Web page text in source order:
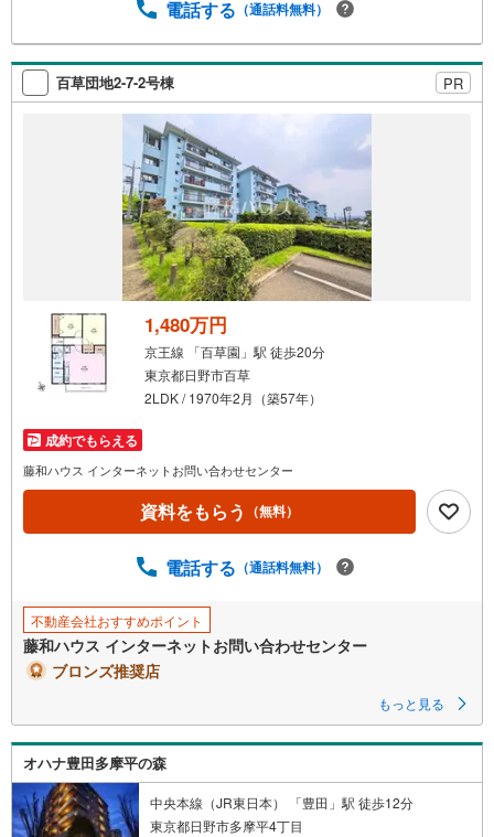
どに掲載できない物件も多数ございます！ご案内時に他物
い！■ご案内方法ご自宅へお迎え・最寄り駅等でお待ち合わ
せ、弊社へのご来社など、ご相談ください。ご希望があれ
ば周辺環境、お客様の希望に合わせた物件などもご案内を
いたします。お住まい探しは朝日土地建物（株）八王子
店 営業1課にお任せください！
電話する （通話料無料）
百草団地2-7-2号棟 PR
1,480万円
京王線 「百草園」駅 徒歩20分
東京都日野市百草
2LDK / 1970年2月（築57年）
成約でもらえる
藤和ハウス インターネットお問い合わせセンター
資料をもらう （無料）
電話する （通話料無料）
不動産会社おすすめポイント
藤和ハウス インターネットお問い合わせセンター
ブロンズ推奨店
もっと見る
オハナ豊田多摩平の森
中央本線（JR東日本） 「豊田」駅 徒歩12分
東京都日野市多摩平4丁目